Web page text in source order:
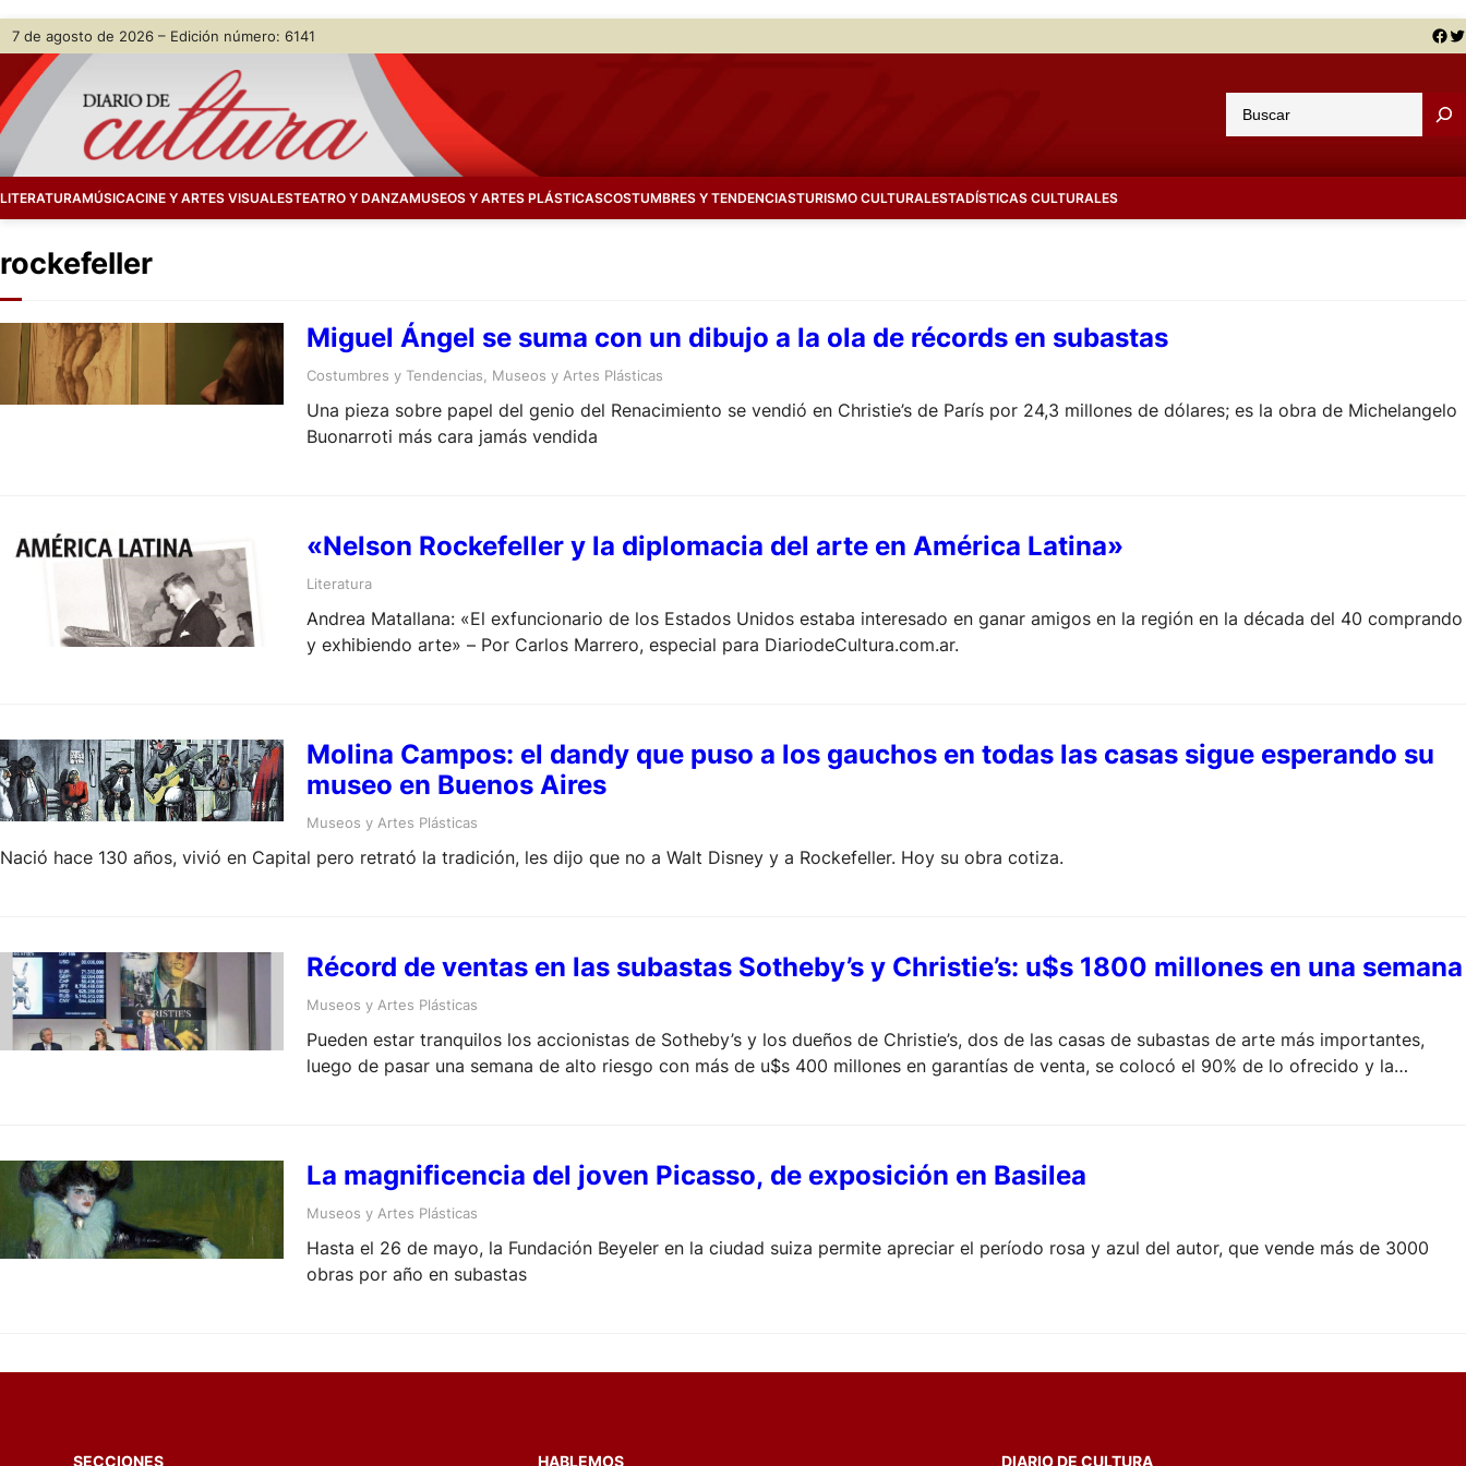
Skip
content
7 de agosto de 2026 – Edición número: 6141 Facebook Twitter
u
a
LITERATURAMÚSICACINE Y ARTES VISUALESTEATRO Y DANZAMUSEOS Y ARTES PLÁSTICASCOSTUMBRES Y TENDENCIASTURISMO CULTURALESTADÍSTICAS CULTURALES
rockefeller
Miguel Ángel se suma con un dibujo a la ola de récords en subastas
Costumbres y Tendencias Museos y Artes Plásticas
Una pieza sobre papel del genio del Renacimiento se vendió en Christie’s de París por 24,3 millones de dólares; es la obra de Michelangelo
Buonarroti más cara jamás vendida
«Nelson Rockefeller y la diplomacia del arte en América Latina»
Literatura
Andrea Matallana: «El exfuncionario de los Estados Unidos estaba interesado en ganar amigos en la región en la década del 40 comprando
y exhibiendo arte» – Por Carlos Marrero, especial para DiariodeCultura.com.ar.
Molina Campos: el dandy que puso a los gauchos en todas las casas sigue esperando su
museo en Buenos Aires
Museos y Artes Plásticas
Nació hace 130 años, vivió en Capital pero retrató la tradición, les dijo que no a Walt Disney y a Rockefeller. Hoy su obra cotiza.
Récord de ventas en las subastas Sotheby’s y Christie’s: u$s 1800 millones en una semana
Museos y Artes Plásticas
Pueden estar tranquilos los accionistas de Sotheby’s y los dueños de Christie’s, dos de las casas de subastas de arte más importantes,
luego de pasar una semana de alto riesgo con más de u$s 400 millones en garantías de venta, se colocó el 90% de lo ofrecido y la
La magnificencia del joven Picasso, de exposición en Basilea
Museos y Artes Plásticas
Hasta el 26 de mayo, la Fundación Beyeler en la ciudad suiza permite apreciar el período rosa y azul del autor, que vende más de 3000
obras por año en subastas
SECCIONES HABLEMOS DIARIO DE CULTURA